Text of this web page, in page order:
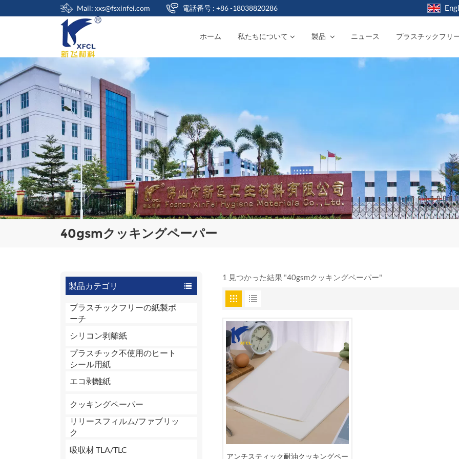
Mail: xxs@fsxinfei.com 電話番号 : +86 -18038820286
ホーム 私たちについて 製品 ニュース プラスチックフリ
40gsmクッキングペーパー
製品カテゴリ
プラスチックフリーの紙製ポ
ーチ
シリコン剥離紙
プラスチック不使用のヒート
シール用紙
エコ剥離紙
クッキングペーパー
リリースフィルム/ファブリッ
ク
吸収材 TLA/TLC
1 見つかった結果 "40gsmクッキングペーパー"
アンチスティック耐油クッキングペー